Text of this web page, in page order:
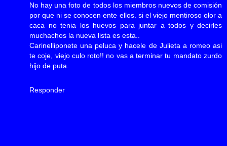
No hay una foto de todos los miembros nuevos de comisión
por que ni se conocen ente ellos. si el viejo mentiroso olor a
caca no tenia los huevos para juntar a todos y decirles
muchachos la nueva lista es esta..
Carinelliponete una peluca y hacele de Julieta a romeo asi
te coje, viejo culo roto!! no vas a terminar tu mandato zurdo
hijo de puta.
Responder